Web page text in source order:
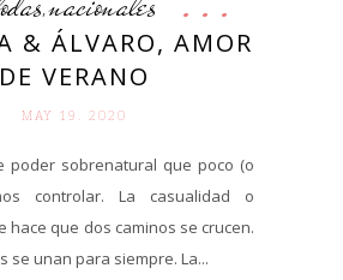
,
& ÁLVARO, AMOR
DE VERANO
MAY 19. 2020
poder sobrenatural que poco (o
controlar. La casualidad o
hace que dos caminos se crucen.
se unan para siempre. La...